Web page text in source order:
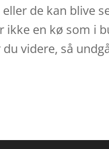
de kan blive
en kø som i
videre, så